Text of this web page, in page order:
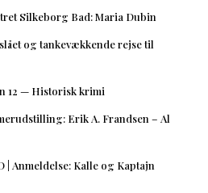
Silkeborg Bad: Maria Dubin
og tankevækkende rejse til
12 — Historisk krimi
Erik A. Frandsen – Al
| Anmeldelse: Kalle og Kaptajn